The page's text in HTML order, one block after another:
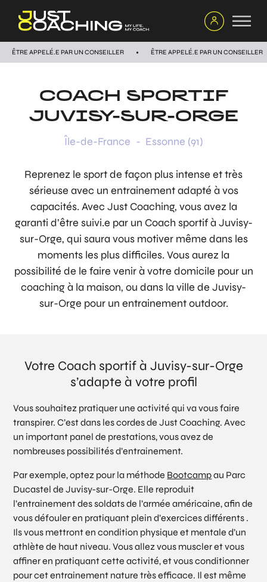
ÊTRE APPELÉ.E PAR UN CONSEILLER ÊTRE APPELÉ.E PAR UN CONSEILLER
COACH SPORTIF
JUVISY-SUR-ORGE
Île-de-France - Essonne (91)
Reprenez le sport de façon plus intense et très
sérieuse avec un entrainement adapté à vos
capacités. Avec Just Coaching, vous avez la
garanti d’être suivi.e par un Coach sportif à Juvisy-
sur-Orge, qui saura vous motiver même dans les
moments les plus difficiles. Vous aurez la
possibilité de le faire venir à votre domicile pour un
coaching à la maison, ou dans la ville de Juvisy-
sur-Orge pour un entrainement outdoor.
Votre Coach sportif à Juvisy-sur-Orge
s’adapte à votre profil
Vous souhaitez pratiquer une activité qui va vous faire
transpirer. C’est dans les cordes de Just Coaching. Avec
un important panel de prestations, vous avez de
nombreuses possibilités d’entrainement.
Par exemple, optez pour la méthode Bootcampau Parc
Ducastel de Juvisy-sur-Orge. Elle reproduit
l’entrainement des soldats de l’armée américaine, afin de
vous défouler en pratiquant plein d’exercices différents .
Ils vous mettront en condition physique et mentale d’un
athlète de haut niveau. Vous allez vous muscler et vous
affiner en pratiquant cette activité, et vous conditionner
pour cet entrainement nature très efficace. Il est même